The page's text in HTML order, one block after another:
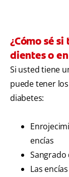
¿Cómo sé
dientes o
Si usted tiene
puede tener
diabetes:
encías
Sangrado
Las